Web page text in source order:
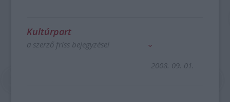
Kultúrpart
a szerző friss bejegyzései
2008. 09. 01.